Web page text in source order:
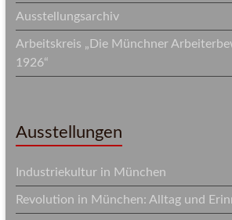
Ausstellungsarchiv
Arbeitskreis „Die Münchner
1926“
Ausstellungen
Industriekultur in München
Revolution in München: Alltag und